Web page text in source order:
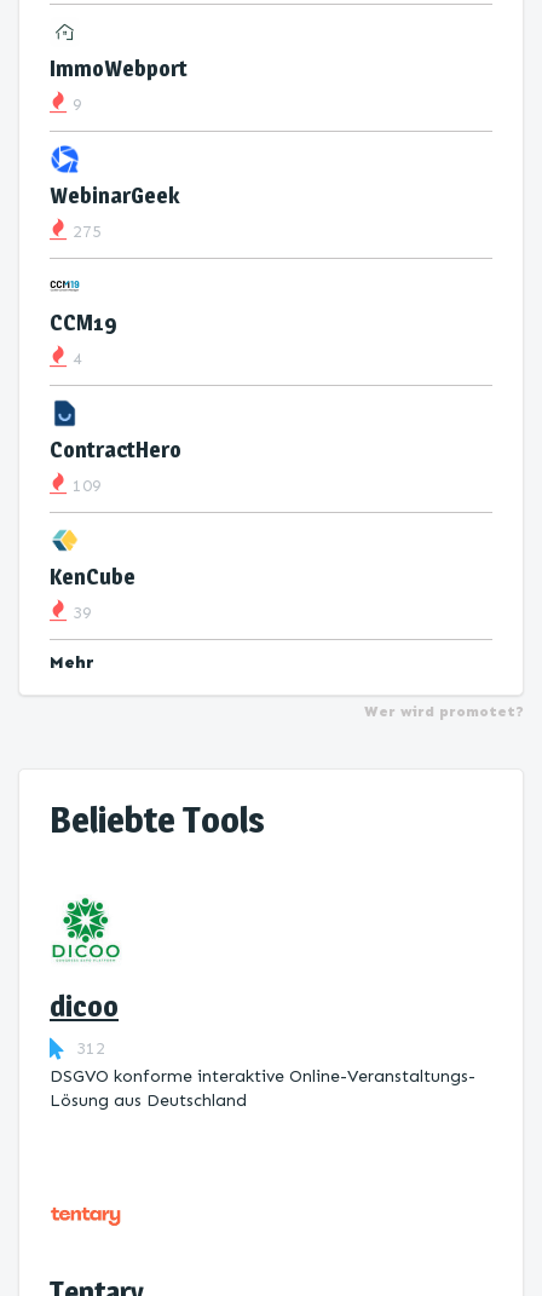
ImmoWebport
9
WebinarGeek
275
CCM19
4
ContractHero
109
KenCube
39
Mehr
Wer wird promotet?
Beliebte Tools
dicoo
312
DSGVO konforme interaktive Online-Veranstaltungs-
Lösung aus Deutschland